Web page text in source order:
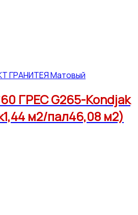
ГРАНИТЕЯ Матовый
ГРЕС G265-Kondjak
м2/пал46,08 м2)